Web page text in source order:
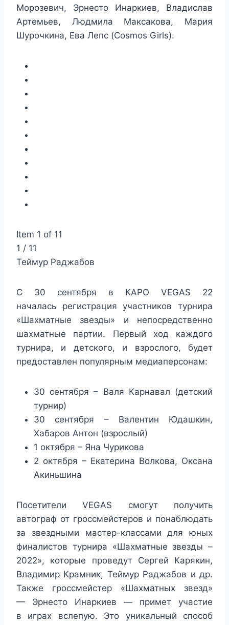
Морозевич, Эрнесто Инаркиев, Владислав
Артемьев, Людмила Максакова, Мария
Шурочкина, Ева Лепс (Cosmos Girls).
Item 1 of 11
1 / 11
Теймур Раджабов
С 30 сентября в КАРО VEGAS 22
началась регистрация участников турнира
«Шахматные звезды» и непосредственно
шахматные партии. Первый ход каждого
турнира, и детского, и взрослого, будет
предоставлен популярным медиаперсонам:
30 сентября – Валя Карнавал (детский
турнир)
30 сентября – Валентин Юдашкин,
Хабаров Антон (взрослый)
1 октября – Яна Чурикова
2 октября – Екатерина Волкова, Оксана
Акиньшина
Посетители VEGAS смогут получить
автограф от гроссмейстеров и понаблюдать
за звездными мастер-классами для юных
финалистов турнира «Шахматные звезды –
2022», которые проведут Сергей Карякин,
Владимир Крамник, Теймур Раджабов и др.
Также гроссмейстер «Шахматных звезд»
— Эрнесто Инаркиев — примет участие
в играх вслепую. Это уникальный способ